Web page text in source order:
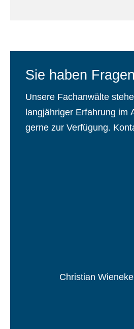
Sie haben
Unsere Fachanwälte
langjähriger Erfahrung im
gerne zur Verfügung.
Christian